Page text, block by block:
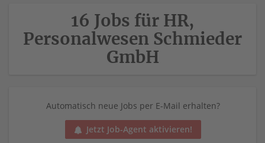
16 Jobs für HR,
Personalwesen Schmieder
GmbH
Automatisch neue Jobs per E-Mail erhalten?
Jetzt Job-Agent aktivieren!